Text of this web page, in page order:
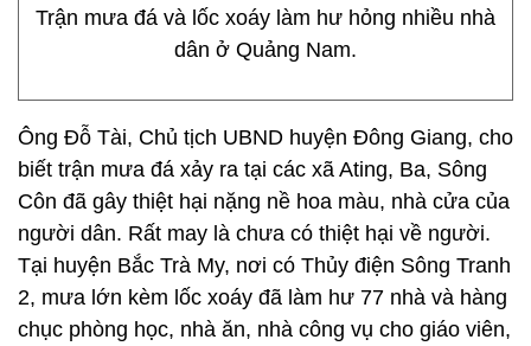
Trận mưa đá và lốc xoáy làm hư hỏng nhiều nhà
dân ở Quảng Nam.
Ông Đỗ Tài, Chủ tịch UBND huyện Đông Giang, cho
biết trận mưa đá xảy ra tại các xã Ating, Ba, Sông
Côn đã gây thiệt hại nặng nề hoa màu, nhà cửa của
người dân. Rất may là chưa có thiệt hại về người.
Tại huyện Bắc Trà My, nơi có Thủy điện Sông Tranh
2, mưa lớn kèm lốc xoáy đã làm hư 77 nhà và hàng
chục phòng học, nhà ăn, nhà công vụ cho giáo viên,